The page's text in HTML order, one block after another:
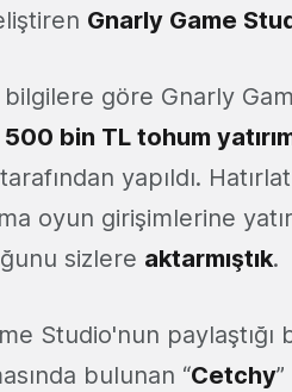
Gnarly Game
bilgilere göre Gnarly
500 bin TL tohum
tarafından yapıldı.
oyun girişimlerine
sizlere aktarmıştık.
Studio'nun paylaştığı
bulunan “Cetchy